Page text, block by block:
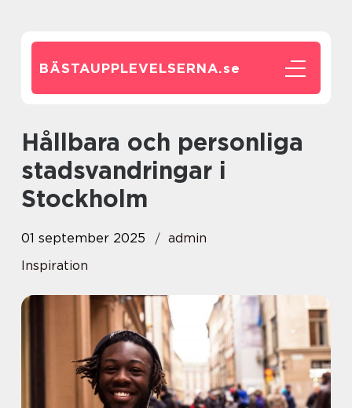
BÄSTAUPPLEVELSERNA.se
Hållbara och personliga
stadsvandringar i
Stockholm
01 september 2025
admin
Inspiration